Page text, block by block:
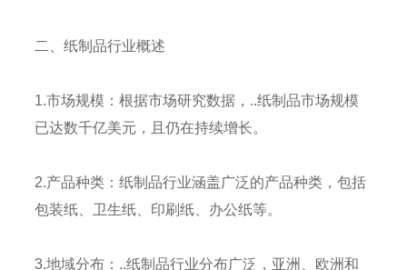
二、纸制品行业概述
1.市场规模：根据市场研究数据，..纸制品市场规模
已达数千亿美元，且仍在持续增长。
2.产品种类：纸制品行业涵盖广泛的产品种类，包括
包装纸、卫生纸、印刷纸、办公纸等。
3.地域分布：..纸制品行业分布广泛，亚洲、欧洲和